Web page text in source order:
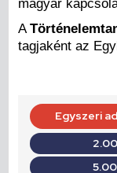
magyar
A
tagjaként az